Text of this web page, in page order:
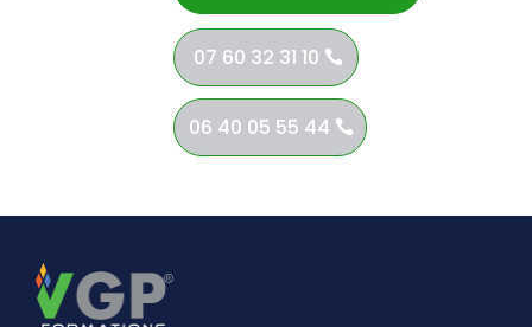
07 60 32 31 10
06 40 05 55 44